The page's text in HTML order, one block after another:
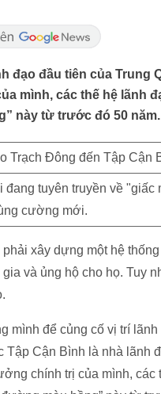
đạo đầu tiên của Trung
mình, các thế hệ lãnh
này từ trước đó 50 năm.
tuyên truyền về "giấc
cường mới.
xây dựng một hệ
và ủng hộ cho họ. Tuy
mình để củng cố vị trí
Cận Bình là nhà lãnh
chính trị của mình,